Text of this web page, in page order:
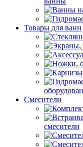
Товары для ванн
Смесители
смесители